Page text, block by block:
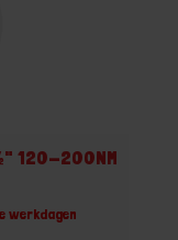
120-200NM
werkdagen